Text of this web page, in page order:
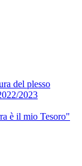
del plesso
2023
è il mio Tesoro"